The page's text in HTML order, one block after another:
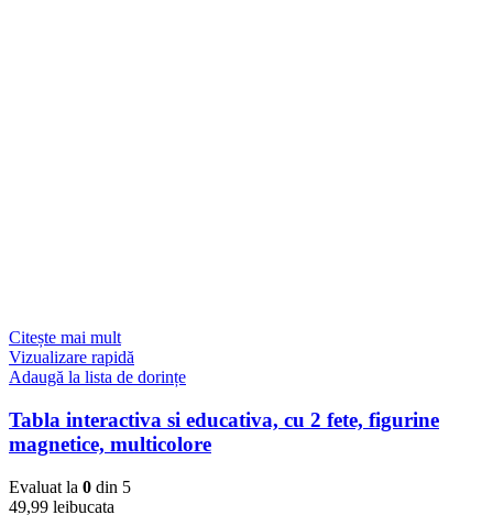
Citește mai mult
Vizualizare rapidă
Adaugă la lista de dorințe
Tabla interactiva si educativa, cu 2 fete, figurine
magnetice, multicolore
Evaluat la 0 din 5
49,99 leibucata